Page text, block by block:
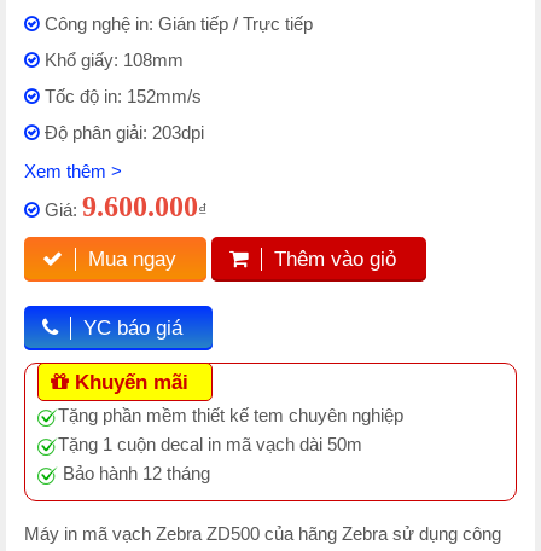
Công nghệ in: Gián tiếp / Trực tiếp
Khổ giấy: 108mm
Tốc độ in: 152mm/s
Độ phân giải: 203dpi
Xem thêm >
Giá: 9.600.000₫
Mua ngay Thêm vào giỏ
YC báo giá
Khuyến mãi
Tặng phần mềm thiết kế tem chuyên nghiệp
Tặng 1 cuộn decal in mã vạch dài 50m
Bảo hành 12 tháng
Máy in mã vạch Zebra ZD500 của hãng Zebra sử dụng công